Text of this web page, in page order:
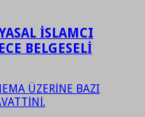
İSLAMCI
BELGESELİ